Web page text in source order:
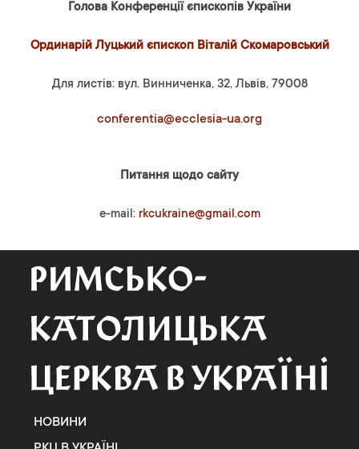
Голова Конференції єпископів України
Ординарій Луцький єпископ Віталій Скомаровський
Для листів: вул. Винниченка, 32, Львів, 79008
conferentia@ecclesia-ua.org
Питання щодо сайту
e-mail: rkcukraine@gmail.com
НОВИНИ